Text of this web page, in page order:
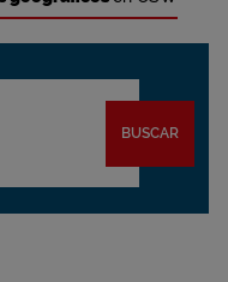
BUSCAR